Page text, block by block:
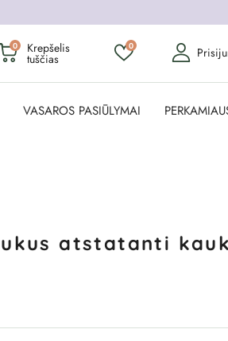
0 Krepšelis
tuščias
0
VASAROS PASIŪLYMAI
atstatanti